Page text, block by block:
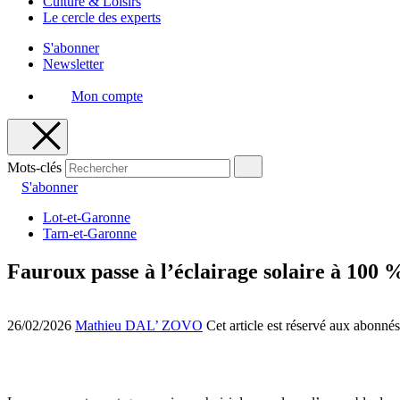
Le cercle des experts
S'abonner
Newsletter
Mon compte
Mots-clés
S'abonner
Lot-et-Garonne
Tarn-et-Garonne
Fauroux passe à l’éclairage solaire à 100
26/02/2026 Mathieu DAL’ ZOVO Cet article est réservé aux abonnés